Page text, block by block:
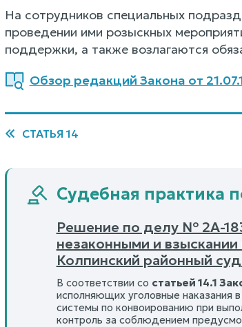
На сотрудников специальных
проведении ими розыскных
поддержки, а также возлагаются
Обзор редакций Закона от
СТАТЬЯ 14
Судебная практика
Решение по делу № 2А-
незаконными и
Колпинский районный
В соответствии со статьей 14.1
исполняющих уголовные наказания
системы по конвоированию при
контроль за соблюдением